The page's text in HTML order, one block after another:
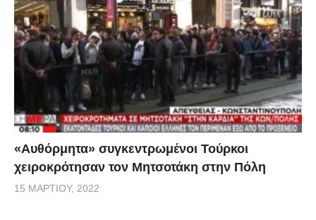
«Αυθόρμητα» συγκεντρωμένοι Τούρκοι
χειροκρότησαν τον Μητσοτάκη στην Πόλη
15 ΜΑΡΤΊΟΥ, 2022